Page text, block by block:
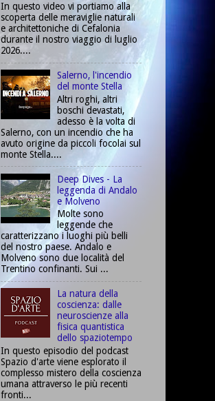
In questo video vi portiamo alla
scoperta delle meraviglie naturali
e architettoniche di Cefalonia
durante il nostro viaggio di luglio
2026....
Salerno, l'incendio
del monte Stella
Altri roghi, altri
boschi devastati,
adesso è la volta di
Salerno, con un incendio che ha
avuto origine da piccoli focolai sul
monte Stella....
Deep Dives - La
leggenda di Andalo
e Molveno
Molte sono
leggende che
caratterizzano i luoghi più belli
del nostro paese. Andalo e
Molveno sono due località del
Trentino confinanti. Sui ...
La natura della
coscienza: dalle
neuroscienze alla
fisica quantistica
dello spaziotempo
In questo episodio del podcast
Spazio d'arte viene esplorato il
complesso mistero della coscienza
umana attraverso le più recenti
fronti...